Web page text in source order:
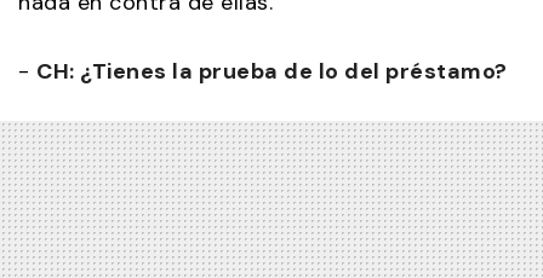
- CH: ¿Tienes la prueba de lo del préstamo?